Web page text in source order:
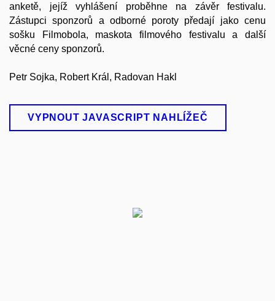
anketě, jejíž vyhlášení proběhne na závěr festivalu.
Zástupci sponzorů a odborné poroty předají jako cenu
sošku Filmobola, maskota filmového festivalu a další
věcné ceny sponzorů.
Petr Sojka, Robert Král, Radovan Hakl
VYPNOUT JAVASCRIPT NAHLÍŽEČ